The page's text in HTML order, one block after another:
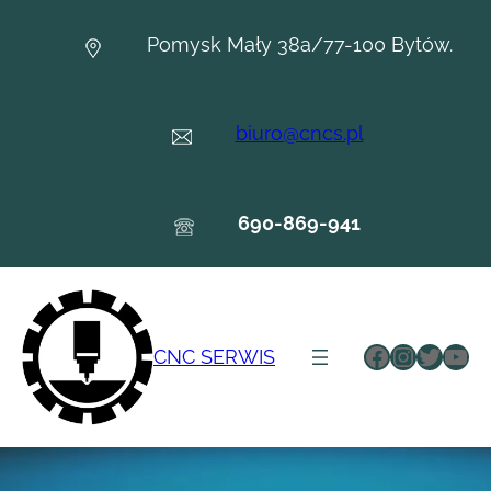
Pomysk Mały 38a/77-100 Bytów.
biuro@cncs.pl
690-869-941
CNC SERWIS Facebook